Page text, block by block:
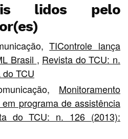
lidos pelo
TIControle lança
Brasil , Revista do TCU: n.
TCU
Monitoramento
programa de assistência
do TCU: n. 126 (2013):